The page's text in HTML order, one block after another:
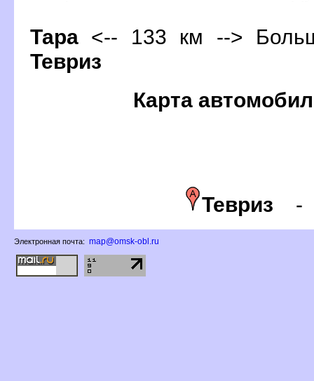
Тара <-- 133 км -->
Тевриз
Карта
Тевриз
Электронная почта: map@omsk-obl.ru